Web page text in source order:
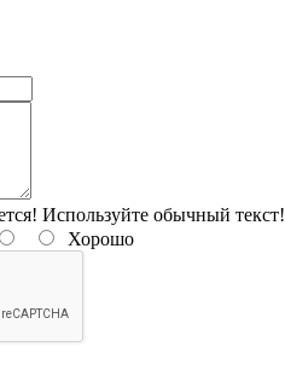
Используйте обычный текст!
Хорошо